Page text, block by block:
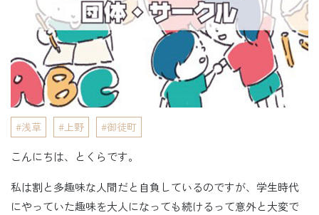
浅草 上野 御徒町
こんにちは、とくらです。
私は割と多趣味な人間だと自負しているのですが、学生時代
にやっていた趣味を大人になっても続けるって意外と大変で